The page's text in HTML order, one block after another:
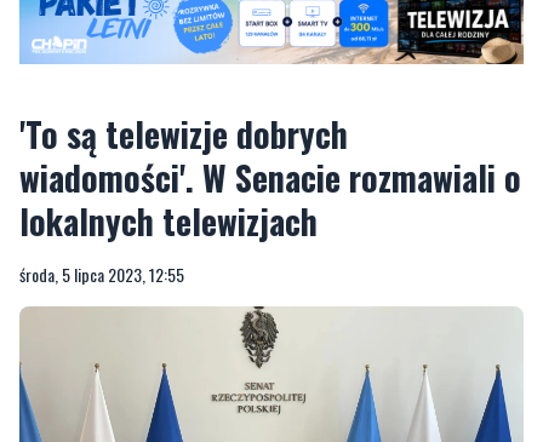
'To są telewizje dobrych
lokalnych telewizjach
środa, 5 lipca 2023, 12:55